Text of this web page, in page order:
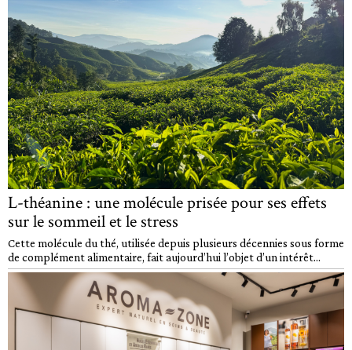
L-théanine : une molécule prisée pour ses effets
sur le sommeil et le stress
Cette molécule du thé, utilisée depuis plusieurs décennies sous forme
de complément alimentaire, fait aujourd’hui l’objet d’un intérêt...